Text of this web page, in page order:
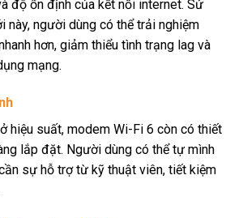
độ ổn định của kết nối internet. Sử
này, người dùng có thể trải nghiệm
hơn, giảm thiểu tình trạng lag và
mạng.
hiệu suất, modem Wi-Fi 6 còn có thiết
lắp đặt. Người dùng có thể tự mình
sự hỗ trợ từ kỹ thuật viên, tiết kiệm